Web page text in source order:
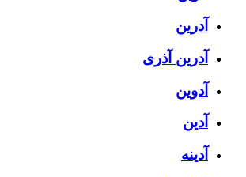
آدرین
آدرین آذری
آدوین
آدین
آدینه